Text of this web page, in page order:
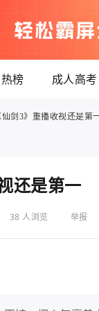
榜 成人高考
仙剑3》重播收视还是第
还是第一
38 人浏览 举报